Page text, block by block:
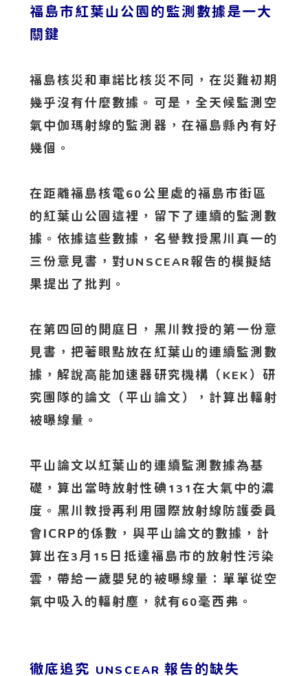
福島市紅葉山公園的監測數據是一大
關鍵
福島核災和車諾比核災不同，在災難初期
幾乎沒有什麼數據。可是，全天候監測空
氣中伽瑪射線的監測器，在福島縣內有好
幾個。
在距離福島核電 60 公里處的福島市街區
的紅葉山公園這裡，留下了連續的監測數
據。依據這些數據，名譽教授黑川真一的
三份意見書，對UNSCEAR 報告的模擬結
果提出了批判。
在第四回的開庭日，黑川教授的第一份意
見書，把著眼點放在紅葉山的連續監測數
據，解說高能加速器研究機構（ KEK ）研
究團隊的論文（平山論文），計算出輻射
被曝線量。
平山論文以紅葉山的連續監測數據為基
礎，算出當時放射性碘 131 在大氣中的濃
度。黑川教授再利用國際放射線防護委員
會ICRP的係數，與平山論文的數據，計
算出在3 月 15 日抵達福島市的放射性污染
雲，帶給一歲嬰兒的被曝線量：單單從空
氣中吸入的輻射塵，就有 60毫西弗。
徹底追究 UNSCEAR 報告的缺失